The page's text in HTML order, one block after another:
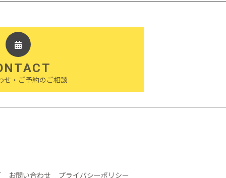
せ・ご予約のご相談
お問い合わせ プライバシーポリシー